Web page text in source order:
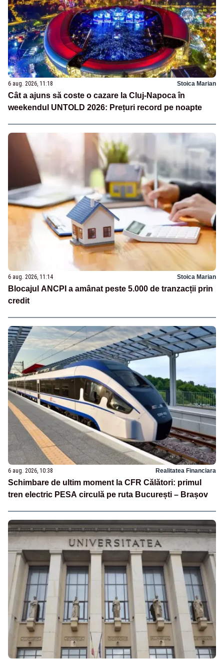
6 aug. 2026, 11:18 Stoica Marian
Cât a ajuns să coste o cazare la Cluj-Napoca în
weekendul UNTOLD 2026: Prețuri record pe noapte
6 aug. 2026, 11:14 Stoica Marian
Blocajul ANCPI a amânat peste 5.000 de tranzacții prin
credit
6 aug. 2026, 10:38 Realitatea Financiara
Schimbare de ultim moment la CFR Călători: primul
tren electric PESA circulă pe ruta București – Brașov